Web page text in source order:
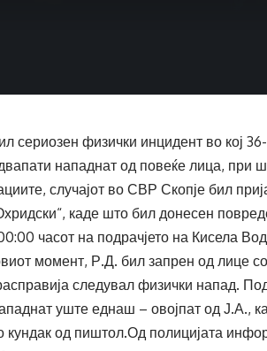
сериозен физички инцидент во кој
нападнат од повеќе лица, при
случајот во СВР Скопје бил
каде што бил донесен
часот на подрачјето на Кисела
момент, Р.Д. бил запрен од лице
следувал физички напад.
уште еднаш – овојпат од Ј.А.,
од пиштол.Од полицијата